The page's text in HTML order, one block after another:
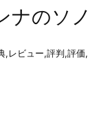
のソノ
,レビュー,評判,評